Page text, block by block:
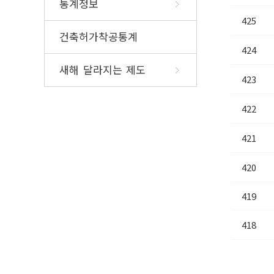
통계정보
건축허가착공통계
새해 달라지는 제도
425
424
423
422
421
420
419
418